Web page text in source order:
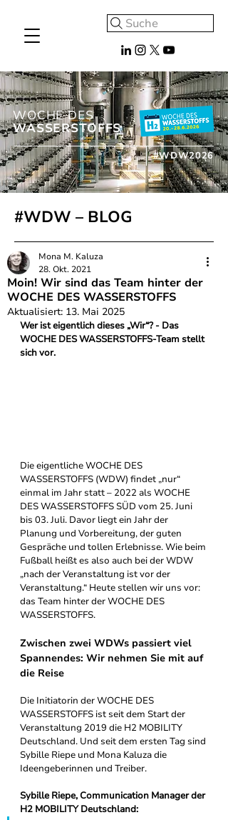
Suche
WOCHE DES
WASSERSTOFFS
#WDW2026
#WDW – BLOG
Moin! Wir sind das Team hinter der
WOCHE DES WASSERSTOFFS
Mona M. Kaluza
28. Okt. 2021
Aktualisiert: 13. Mai 2025
Wer ist eigentlich dieses „Wir“? - Das
WOCHE DES WASSERSTOFFS-Team stellt
sich vor.
Die eigentliche WOCHE DES
WASSERSTOFFS (WDW) findet „nur“
einmal im Jahr statt – 2022 als WOCHE
DES WASSERSTOFFS SÜD vom 25. Juni
bis 03. Juli. Davor liegt ein Jahr der
Planung und Vorbereitung, der guten
Gespräche und tollen Erlebnisse. Wie beim
Fußball heißt es also auch bei der WDW
„nach der Veranstaltung ist vor der
Veranstaltung.“ Heute stellen wir uns vor:
das Team hinter der WOCHE DES
WASSERSTOFFS.
Zwischen zwei WDWs passiert viel
Spannendes: Wir nehmen Sie mit auf
die Reise
Die Initiatorin der WOCHE DES
WASSERSTOFFS ist seit dem Start der
Veranstaltung 2019 die H2 MOBILITY
Deutschland. Und seit dem ersten Tag sind
Sybille Riepe und Mona Kaluza die
Ideengeberinnen und Treiber.
Sybille Riepe, Communication Manager der
H2 MOBILITY Deutschland: